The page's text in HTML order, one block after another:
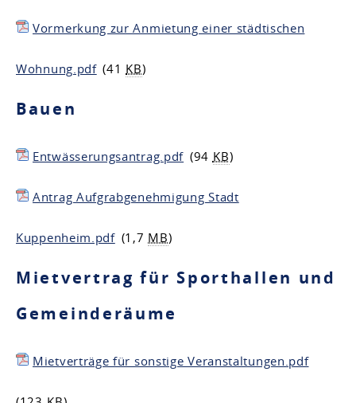
Vormerkung zur Anmietung einer städtischen
Wohnung.pdf (41 KB)
Bauen
Entwässerungsantrag.pdf (94 KB)
Antrag Aufgrabgenehmigung Stadt
Kuppenheim.pdf (1,7 MB)
Mietvertrag für Sporthallen und
Gemeinderäume
Mietverträge für sonstige Veranstaltungen.pdf